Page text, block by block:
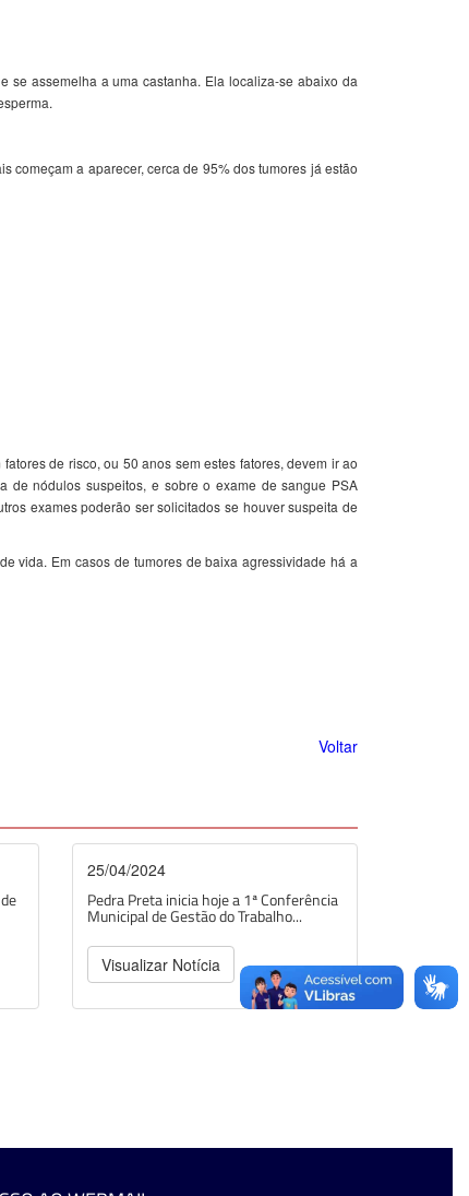
se assemelha a uma castanha. Ela localiza-se abaixo da
começam a aparecer, cerca de 95% dos tumores já estão
de risco, ou 50 anos sem estes fatores, devem ir ao
de nódulos suspeitos, e sobre o exame de sangue PSA
exames poderão ser solicitados se houver suspeita de
vida. Em casos de tumores de baixa agressividade há a
Voltar
25/04/2024
Pedra Preta inicia hoje a 1ª Conferência
Municipal de Gestão do Trabalho...
Visualizar Notícia